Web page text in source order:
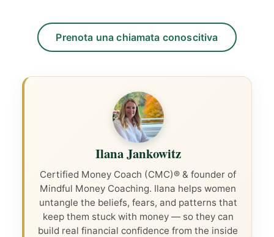
Prenota una chiamata conoscitiva
Ilana Jankowitz
Certified Money Coach (CMC)® & founder of
Mindful Money Coaching. Ilana helps women
untangle the beliefs, fears, and patterns that
keep them stuck with money — so they can
build real financial confidence from the inside